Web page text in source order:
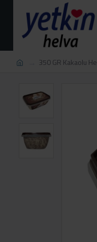
350 GR Kakaolu